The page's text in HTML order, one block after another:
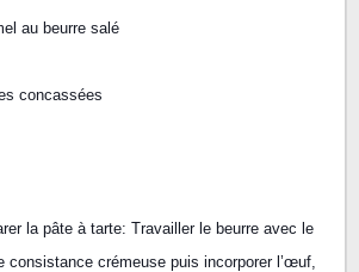
au beurre salé
concassées
la pâte à tarte: Travailler le beurre avec le
consistance crémeuse puis incorporer l’œuf,